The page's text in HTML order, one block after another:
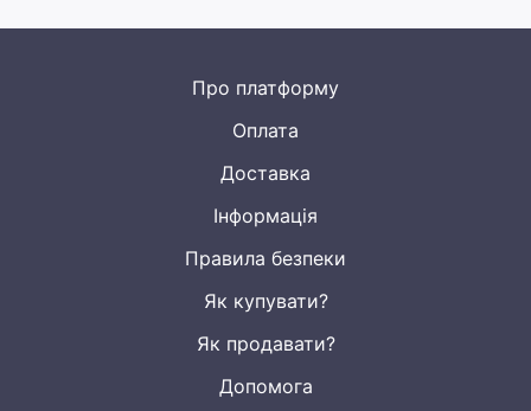
Про платформу
Оплата
Доставка
Інформація
Правила безпеки
Як купувати?
Як продавати?
Допомога